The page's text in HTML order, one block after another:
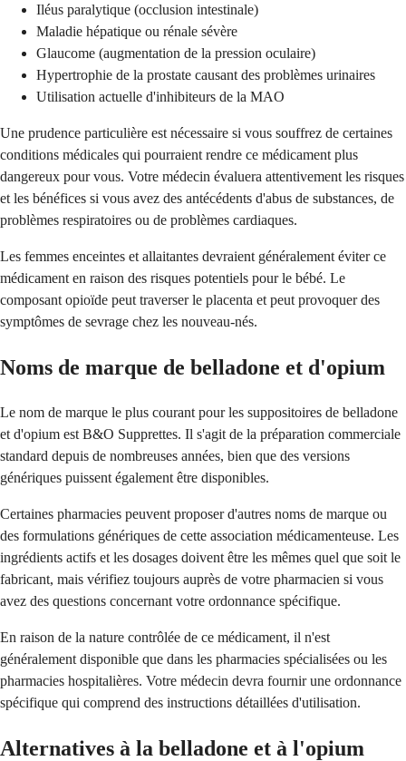
Iléus paralytique (occlusion intestinale)
Maladie hépatique ou rénale sévère
Glaucome (augmentation de la pression oculaire)
Hypertrophie de la prostate causant des problèmes urinaires
Utilisation actuelle d'inhibiteurs de la MAO
Une prudence particulière est nécessaire si vous souffrez de certaines
conditions médicales qui pourraient rendre ce médicament plus
dangereux pour vous. Votre médecin évaluera attentivement les risques
et les bénéfices si vous avez des antécédents d'abus de substances, de
problèmes respiratoires ou de problèmes cardiaques.
Les femmes enceintes et allaitantes devraient généralement éviter ce
médicament en raison des risques potentiels pour le bébé. Le
composant opioïde peut traverser le placenta et peut provoquer des
symptômes de sevrage chez les nouveau-nés.
Noms de marque de belladone et d'opium
Le nom de marque le plus courant pour les suppositoires de belladone
et d'opium est B&O Supprettes. Il s'agit de la préparation commerciale
standard depuis de nombreuses années, bien que des versions
génériques puissent également être disponibles.
Certaines pharmacies peuvent proposer d'autres noms de marque ou
des formulations génériques de cette association médicamenteuse. Les
ingrédients actifs et les dosages doivent être les mêmes quel que soit le
fabricant, mais vérifiez toujours auprès de votre pharmacien si vous
avez des questions concernant votre ordonnance spécifique.
En raison de la nature contrôlée de ce médicament, il n'est
généralement disponible que dans les pharmacies spécialisées ou les
pharmacies hospitalières. Votre médecin devra fournir une ordonnance
spécifique qui comprend des instructions détaillées d'utilisation.
Alternatives à la belladone et à l'opium